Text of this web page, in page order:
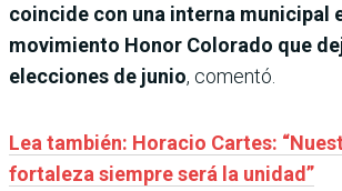
coincide con una interna municipal
movimiento Honor Colorado que
elecciones de junio, comentó.
Lea también: Horacio Cartes:
fortaleza siempre será la unidad”